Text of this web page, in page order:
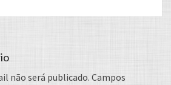
não será publicado. Campos